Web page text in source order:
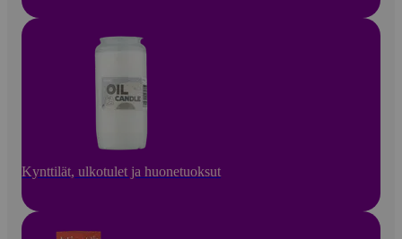
Kynttilät, ulkotulet ja huonetuoksut